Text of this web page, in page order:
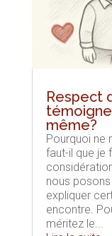
Respect
même?
Pourquoi ne
faut-il que je
nous
expliquer
encontre.
méritez le...